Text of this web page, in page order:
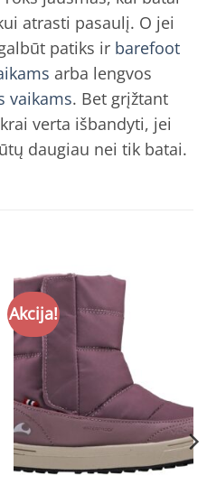
atrasti pasaulį. O jei
patiks ir barefoot
arba lengvos
vaikams. Bet grįžtant
verta išbandyti, jei
daugiau nei tik batai.
Akcija!